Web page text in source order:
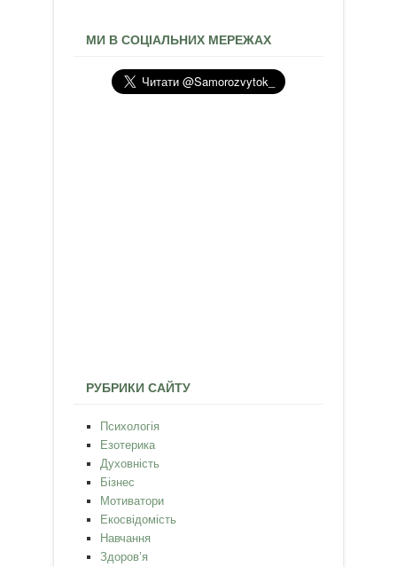
МИ В СОЦІАЛЬНИХ МЕРЕЖАХ
РУБРИКИ САЙТУ
Психологія
Езотерика
Духовність
Бізнес
Мотиватори
Екосвідомість
Навчання
Здоров’я